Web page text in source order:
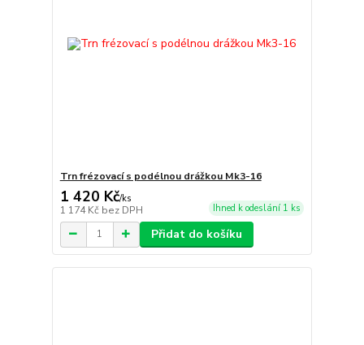
Trn frézovací s podélnou drážkou Mk3-16
1 420 Kč/ks
1 174 Kč bez DPH Ihned k odeslání 1 ks
Přidat do košíku